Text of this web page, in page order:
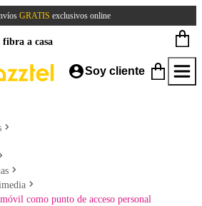
GRATIS exclusivos online
fibra a casa
Soy cliente
como punto de acceso personal